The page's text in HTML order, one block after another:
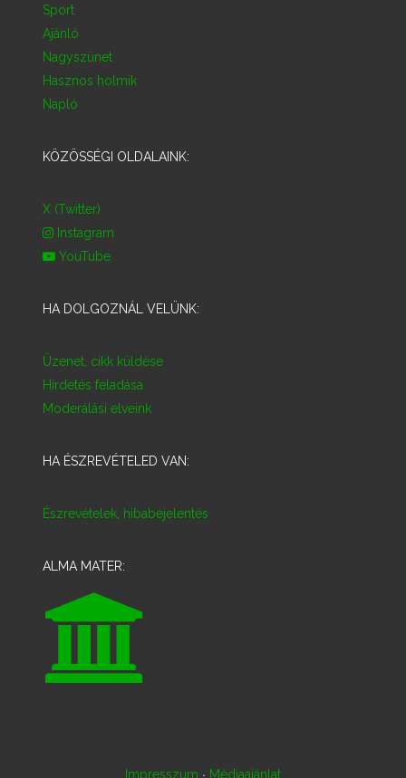
Sport
Ajánló
Nagyszünet
Hasznos holmik
Napló
KÖZÖSSÉGI OLDALAINK:
X (Twitter)
Instagram
YouTube
HA DOLGOZNÁL VELÜNK:
Üzenet, cikk küldése
Hirdetés feladása
Moderálási elveink
HA ÉSZREVÉTELED VAN:
Észrevételek, hibabejelentés
ALMA MATER:
Impresszum · Médiaajánlat